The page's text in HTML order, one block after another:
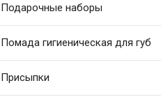
Подарочные наборы
Помада гигиеническая для губ
Присыпки